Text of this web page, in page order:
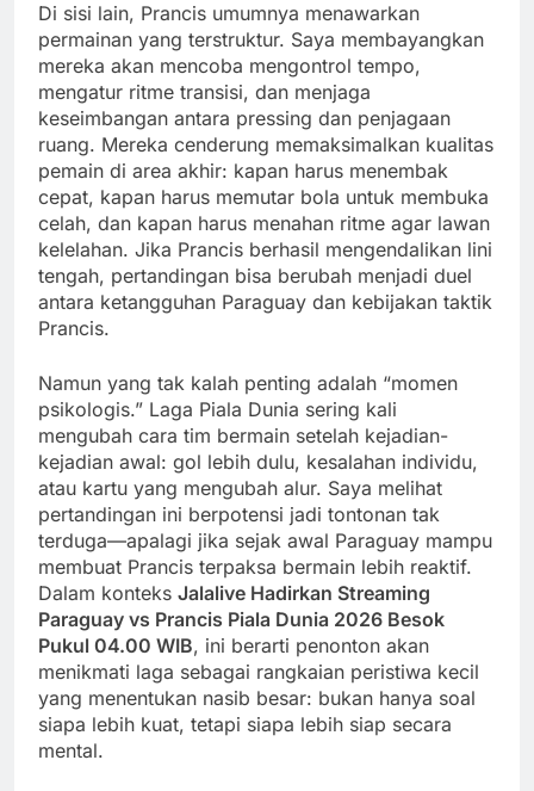
Di sisi lain, Prancis umumnya menawarkan
permainan yang terstruktur. Saya membayangkan
mereka akan mencoba mengontrol tempo,
mengatur ritme transisi, dan menjaga
keseimbangan antara pressing dan penjagaan
ruang. Mereka cenderung memaksimalkan kualitas
pemain di area akhir: kapan harus menembak
cepat, kapan harus memutar bola untuk membuka
celah, dan kapan harus menahan ritme agar lawan
kelelahan. Jika Prancis berhasil mengendalikan lini
tengah, pertandingan bisa berubah menjadi duel
antara ketangguhan Paraguay dan kebijakan taktik
Prancis.
Namun yang tak kalah penting adalah “momen
psikologis.” Laga Piala Dunia sering kali
mengubah cara tim bermain setelah kejadian-
kejadian awal: gol lebih dulu, kesalahan individu,
atau kartu yang mengubah alur. Saya melihat
pertandingan ini berpotensi jadi tontonan tak
terduga—apalagi jika sejak awal Paraguay mampu
membuat Prancis terpaksa bermain lebih reaktif.
Dalam konteks Jalalive Hadirkan Streaming
Paraguay vs Prancis Piala Dunia 2026 Besok
Pukul 04.00 WIB, ini berarti penonton akan
menikmati laga sebagai rangkaian peristiwa kecil
yang menentukan nasib besar: bukan hanya soal
siapa lebih kuat, tetapi siapa lebih siap secara
mental.